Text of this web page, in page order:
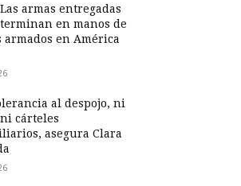
armas entregadas
en manos de
armados en América
al despojo, ni
cárteles
asegura Clara